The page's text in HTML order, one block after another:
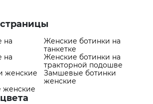
на
Женские ботинки на
танкетке
на
Женские ботинки на
тракторной подошве
женские
Замшевые ботинки
женские
женские